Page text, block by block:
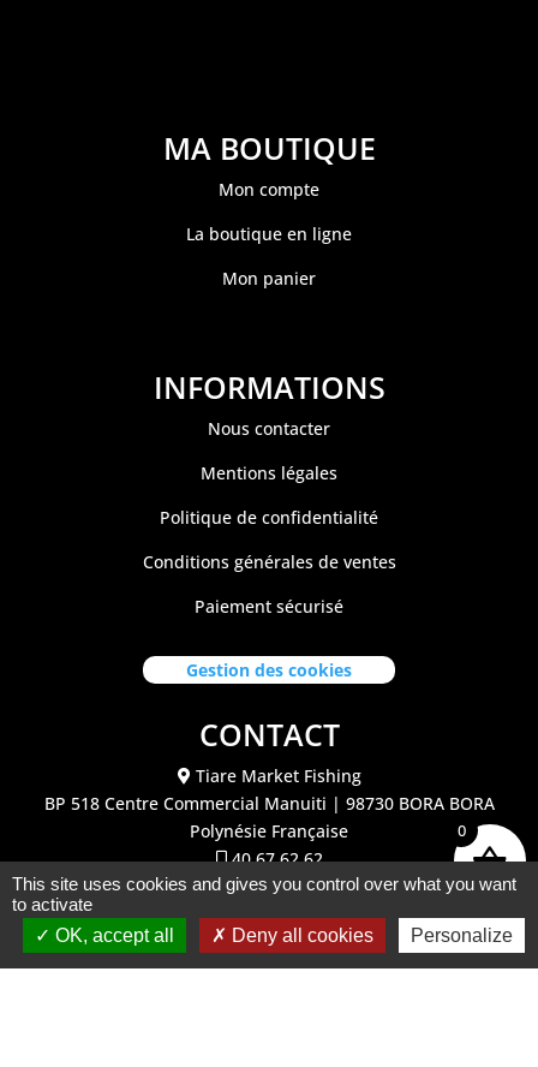
MA BOUTIQUE
Mon compte
La boutique en ligne
Mon panier
INFORMATIONS
Nous contacter
Mentions légales
Politique de confidentialité
Conditions générales de ventes
Paiement sécurisé
Gestion des cookies
CONTACT
Tiare Market Fishing
BP 518 Centre Commercial Manuiti | 98730 BORA BORA
Polynésie Française
40.67.62.62
tiaremarketfishing@tiaremarket.fr
0
This site uses cookies and gives you control over what you want
to activate
OK, accept all
Deny all cookies Personalize